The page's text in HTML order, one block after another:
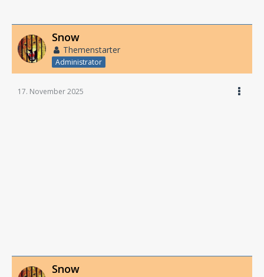
Snow
Themenstarter
Administrator
17. November 2025
Snow